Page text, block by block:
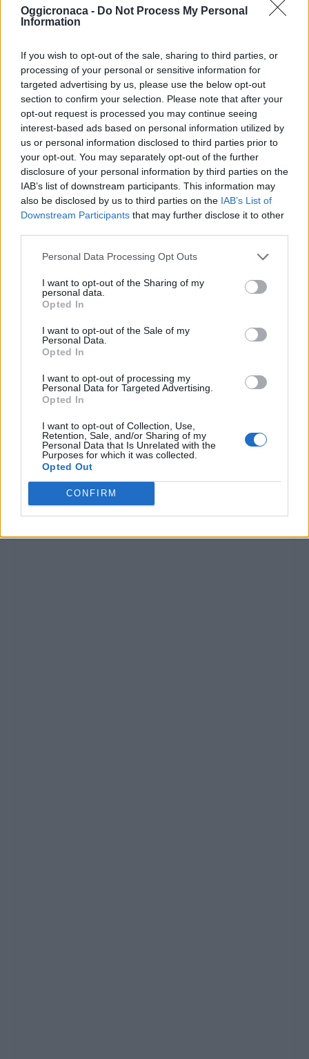
Oggicronaca - Do Not Process My Personal
Information
If you wish to opt-out of the sale, sharing to third parties, or
processing of your personal or sensitive information for
targeted advertising by us, please use the below opt-out
section to confirm your selection. Please note that after your
opt-out request is processed you may continue seeing
interest-based ads based on personal information utilized by
us or personal information disclosed to third parties prior to
your opt-out. You may separately opt-out of the further
disclosure of your personal information by third parties on the
IAB’s list of downstream participants. This information may
also be disclosed by us to third parties on the IAB’s List of
Downstream Participants that may further disclose it to other
Personal Data Processing Opt Outs
I want to opt-out of the Sharing of my
personal data.
Opted In
I want to opt-out of the Sale of my
Personal Data.
Opted In
I want to opt-out of processing my
Personal Data for Targeted Advertising.
Opted In
I want to opt-out of Collection, Use,
Retention, Sale, and/or Sharing of my
Personal Data that Is Unrelated with the
Purposes for which it was collected.
Opted Out
CONFIRM
VALUTARE: